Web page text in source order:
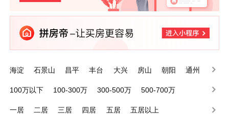
海淀 石景山 昌平 丰台 大兴 房山 朝阳
通州
100万以下
100-300万 300-500万
500-700万
一居
二居 三居 四居 五居 五居以上